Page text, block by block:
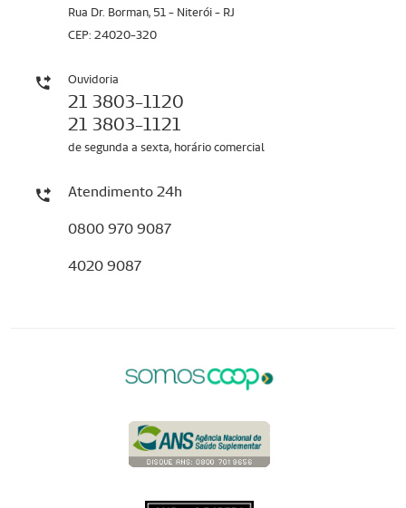
Rua Dr. Borman, 51 - Niterói - RJ
CEP: 24020-320
Ouvidoria
21 3803-1120
21 3803-1121
de segunda a sexta, horário comercial
Atendimento 24h
0800 970 9087
4020 9087